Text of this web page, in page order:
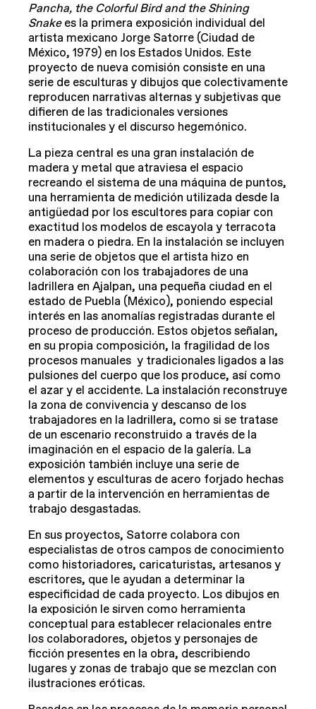
Pancha, the Colorful Bird and the Shining
Snakees la primera exposición individual del
artista mexicano Jorge Satorre (Ciudad de
México, 1979) en los Estados Unidos. Este
proyecto de nueva comisión consiste en una
serie de esculturas y dibujos que colectivamente
reproducen narrativas alternas y subjetivas que
difieren de las tradicionales versiones
institucionales y el discurso hegemónico.
La pieza central es una gran instalación de
madera y metal que atraviesa el espacio
recreando el sistema de una máquina de puntos,
una herramienta de medición utilizada desde la
antigüedad por los escultores para copiar con
exactitud los modelos de escayola y terracota
en madera o piedra. En la instalación se incluyen
una serie de objetos que el artista hizo en
colaboración con los trabajadores de una
ladrillera en Ajalpan, una pequeña ciudad en el
estado de Puebla (México), poniendo especial
interés en las anomalías registradas durante el
proceso de producción. Estos objetos señalan,
en su propia composición, la fragilidad de los
procesos manuales y tradicionales ligados a las
pulsiones del cuerpo que los produce, así como
el azar y el accidente. La instalación reconstruye
la zona de convivencia y descanso de los
trabajadores en la ladrillera, como si se tratase
de un escenario reconstruido a través de la
imaginación en el espacio de la galería. La
exposición también incluye una serie de
elementos y esculturas de acero forjado hechas
a partir de la intervención en herramientas de
trabajo desgastadas.
En sus proyectos, Satorre colabora con
especialistas de otros campos de conocimiento
como historiadores, caricaturistas, artesanos y
escritores, que le ayudan a determinar la
especificidad de cada proyecto. Los dibujos en
la exposición le sirven como herramienta
conceptual para establecer relacionales entre
los colaboradores, objetos y personajes de
ficción presentes en la obra, describiendo
lugares y zonas de trabajo que se mezclan con
ilustraciones eróticas.